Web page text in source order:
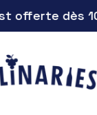
offerte dès